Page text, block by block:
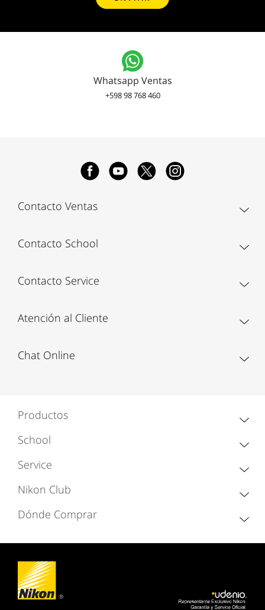
Whatsapp Ventas
+598 98 768 460
Contacto Ventas
Contacto School
Contacto Service
Atención al Cliente
Chat Online
Productos
School
Service
Nikon Club
Dónde Comprar